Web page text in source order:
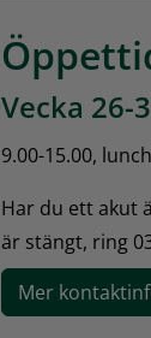
Vecka 26-
9.00-15.00,
Har du ett akut
är stängt, ring
Mer